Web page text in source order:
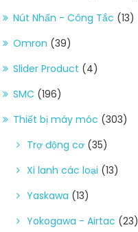
Nút Nhấn - Công Tắc (13)
Omron (39)
Slider Product (4)
SMC (196)
Thiết bị máy móc (303)
Trợ động cơ (35)
Xi lanh các loại (13)
Yaskawa (13)
Yokogawa - Airtac (23)